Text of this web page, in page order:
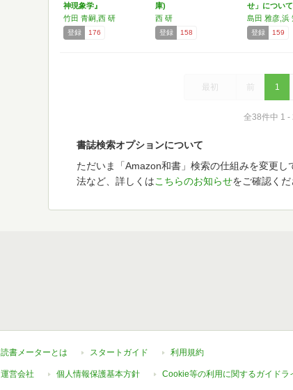
神現象学』
竹田 青嗣,西 研
登録 176
庫)
西 研
登録 158
せ」につい
登録 159
最初 前 1
全38件中 1 -
書誌検索オプションについて
ただいま「Amazon和書」検索の仕組みを変更
法など、詳しくはこちらのお知らせをご確認くだ
読書メーターとは スタートガイド 利用規約
運営会社 個人情報保護基本方針 Cookie等の利用に関するガイドラ